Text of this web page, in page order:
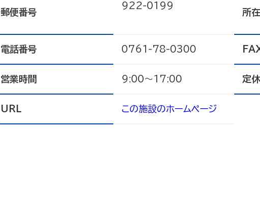
郵便番号
922-0199
所
電話番号 0761-78-0300
営業時間 9:00～17:00 定
URL この施設のホームページ